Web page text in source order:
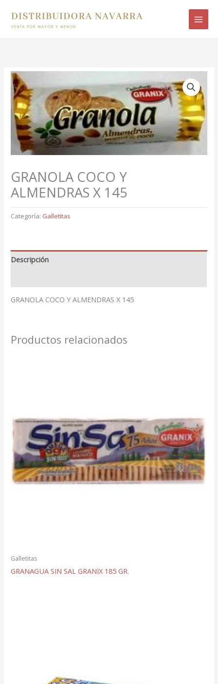
contenido
u
r
p
o
r
GRANOLA COCO Y
ALMENDRAS X 145
Categoría: Galletitas
Descripción
GRANOLA COCO Y ALMENDRAS X 145
Productos relacionados
Galletitas
GRANAGUA SIN SAL GRANIX 185 GR.